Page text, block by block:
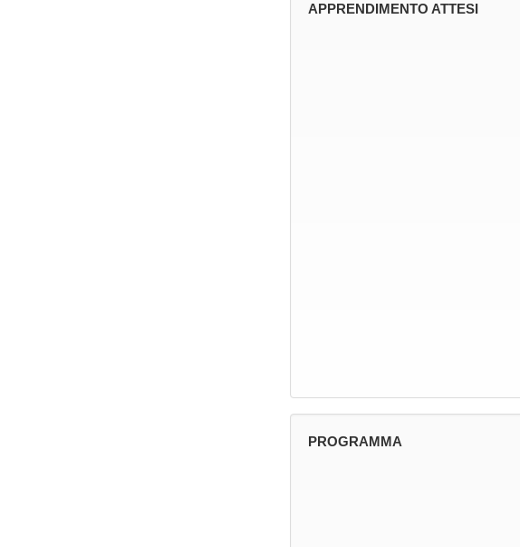
APPRENDIMENTO ATTESI
PROGRAMMA